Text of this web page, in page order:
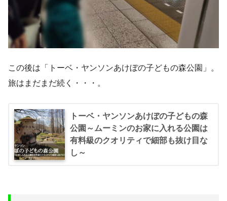
この後は「トーベ・ヤンソンあけぼの子どもの森公園」。
旅はまだまだ続く・・・。
トーベ・ヤンソンあけぼの子どもの森
公園～ムーミンのお家に入れる公園は
有料級のクオリティで細部も抜け目な
し～